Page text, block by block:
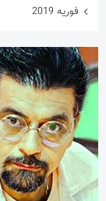
فوریه 2019